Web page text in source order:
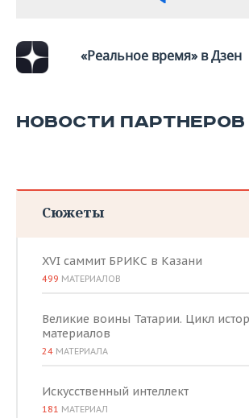
«Реальное время» в Дзен
НОВОСТИ ПАРТНЕРОВ
Сюжеты
XVI саммит БРИКС в Казани
499 МАТЕРИАЛОВ
Великие воины Татарии. Цикл
материалов
24 МАТЕРИАЛА
Искусственный интеллект
181 МАТЕРИАЛ